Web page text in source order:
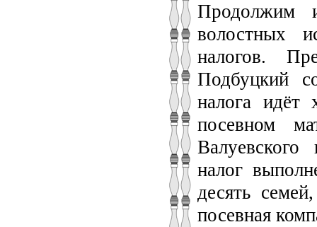
Продолжим
волостных
налогов.
Подбуцкий
налога идёт
посевном
налог
десять
посевная